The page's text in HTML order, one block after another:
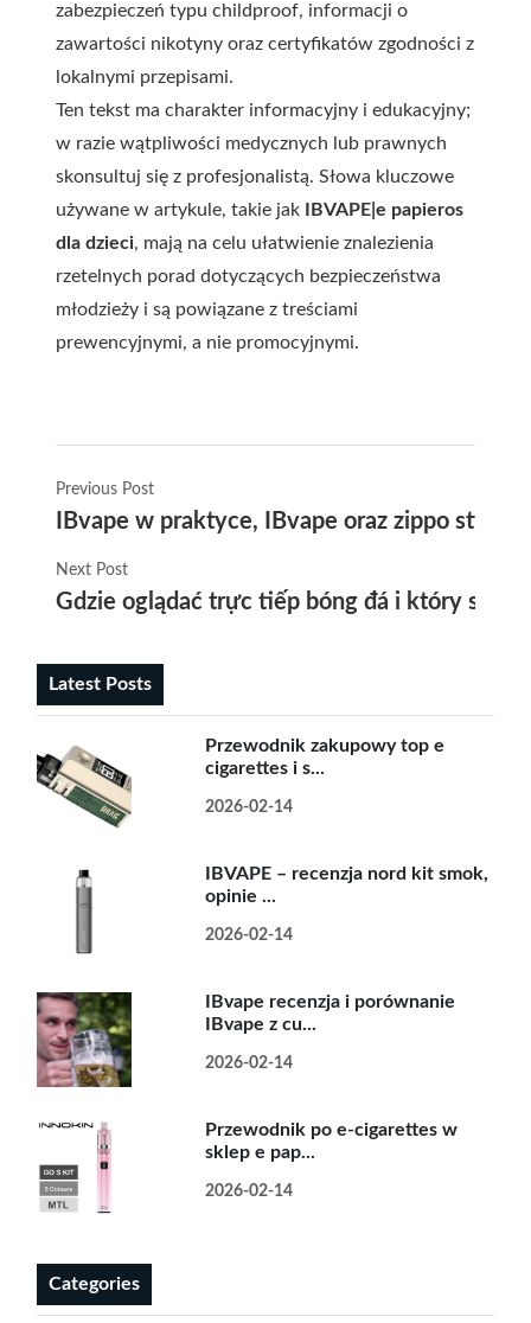
zabezpieczeń typu childproof, informacji o
zawartości nikotyny oraz certyfikatów zgodności z
lokalnymi przepisami.
Ten tekst ma charakter informacyjny i edukacyjny;
w razie wątpliwości medycznych lub prawnych
skonsultuj się z profesjonalistą. Słowa kluczowe
używane w artykule, takie jak
IBVAPE|e papieros
dla dzieci, mają na celu ułatwienie znalezienia
rzetelnych porad dotyczących bezpieczeństwa
młodzieży i są powiązane z treściami
prewencyjnymi, a nie promocyjnymi.
Previous Post
IBvape w praktyce, IBvape oraz zippo style
Next Post
Gdzie oglądać trực tiếp bóng đá i który
Latest Posts
Przewodnik zakupowy top e
cigarettes i s...
2026-02-14
IBVAPE – recenzja nord kit smok,
opinie ...
2026-02-14
IBvape recenzja i porównanie
IBvape z cu...
2026-02-14
Przewodnik po e-cigarettes w
sklep e pap...
2026-02-14
Categories